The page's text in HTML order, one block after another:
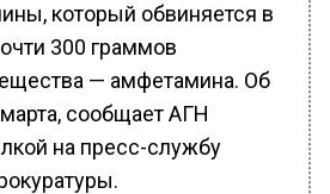
который обвиняется в
300 граммов
— амфетамина. Об
сообщает АГН
на пресс-службу